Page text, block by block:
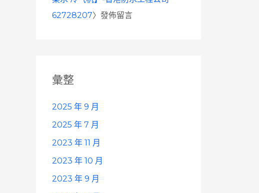
62728207〉發佈留言
彙整
2025 年 9 月
2025 年 7 月
2023 年 11 月
2023 年 10 月
2023 年 9 月